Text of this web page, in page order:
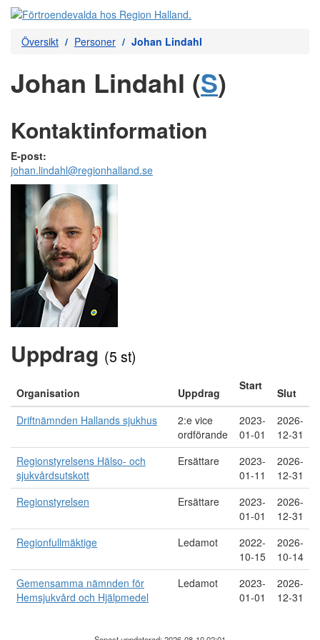
Översikt Personer Johan Lindahl
Johan Lindahl (S)
Kontaktinformation
E-post:
johan.lindahl@regionhalland.se
Uppdrag (5 st)
Organisation Uppdrag
Start
Slut
Driftnämnden Hallands sjukhus
2:e vice
ordförande
2023-
01-01
2026-
12-31
Regionstyrelsens Hälso- och
sjukvårdsutskott
Ersättare
2023-
01-11
2026-
12-31
Regionstyrelsen
Ersättare
2023-
01-01
2026-
12-31
Regionfullmäktige
Ledamot
2022-
10-15
2026-
10-14
Gemensamma nämnden för
Hemsjukvård och Hjälpmedel
Ledamot
2023-
01-01
2026-
12-31